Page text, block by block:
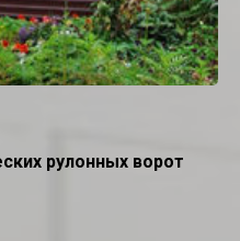
рулонных ворот